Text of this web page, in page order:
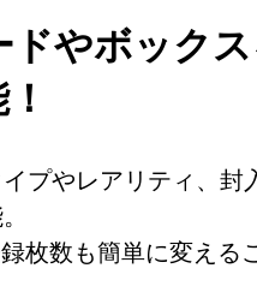
ドやボック
プやレアリティ、封
枚数も簡単に変える